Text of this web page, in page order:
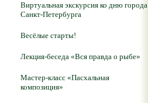
Виртуальная экскурсия ко дню города
Санкт-Петербурга
Весёлые старты!
Лекция-беседа «Вся правда о рыбе»
Мастер-класс «Пасхальная
композиция»